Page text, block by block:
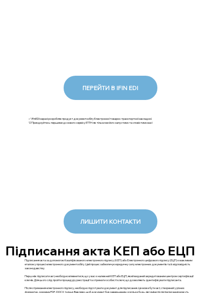
✅ iFinEDI наразі розробляє продукт документообігу Електронної товарно-транспортної накладної.
💡Приєднуйтесь першими до нового сервісу ЕТТН: як тільки ми його запустимо та сповістимо вас!
ПЕРЕЙТИ В IFIN EDI
ЛИШИТИ КОНТАКТИ
Підписання акта КЕП або ЕЦП
Підписання акта за допомогою Кваліфікованого електронного підпису (КЕП) або Електронного цифрового підпису (ЕЦП) є важливим
етапом у процесі електронного документообігу. Цей процес забезпечує юридичну силу електронних документів та їх відповідність
законодавству.
Перш ніж підписати акт, необхідно впевнитися, що у вас є належний КЕП або ЕЦП, який виданий акредитованим центром сертифікації
ключів. Для цього слід пройти процедуру реєстрації та отримати особисті ключі, що дозволяють ідентифікувати підписанта.
Після отримання електронного підпису, необхідно підготувати документ для підписання. Це може бути акт, створений у різних
форматах, зокрема PDF, DOCX та інші. Важливо, щоб документ був завершеним, оскільки будь-які зміни після підписання можуть